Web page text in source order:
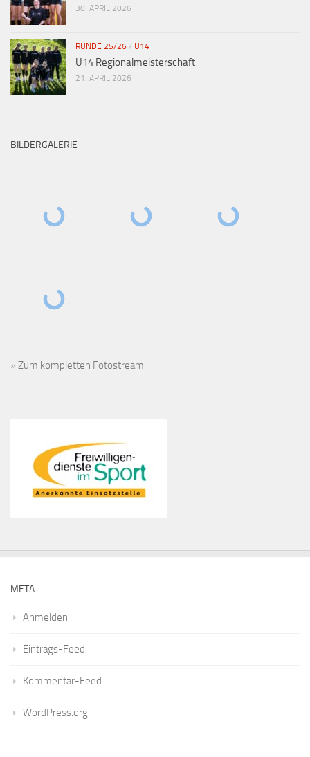
30. APRIL 2026
RUNDE 25/26 / U14
U14 Regionalmeisterschaft
21. APRIL 2026
BILDERGALERIE
» Zum kompletten Fotostream
META
Anmelden
Eintrags-Feed
Kommentar-Feed
WordPress.org